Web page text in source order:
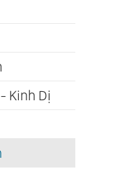
Kinh Dị